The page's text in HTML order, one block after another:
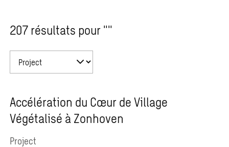
207 résultats pour ""
Accélération du Cœur de Village
Végétalisé à Zonhoven
Project